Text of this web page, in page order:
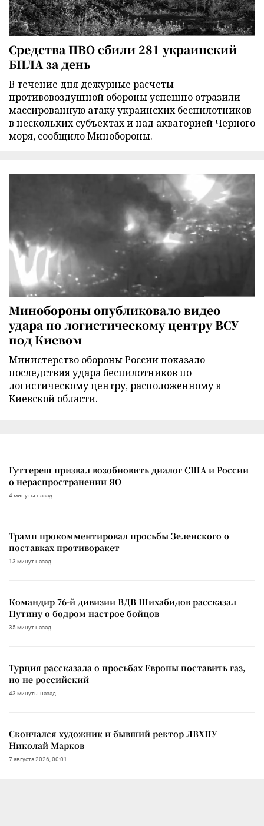
Средства ПВО сбили 281 украинский
БПЛА за день
В течение дня дежурные расчеты
противовоздушной обороны успешно отразили
массированную атаку украинских беспилотников
в нескольких субъектах и над акваторией Черного
моря, сообщило Минобороны.
Минобороны опубликовало видео
удара по логистическому центру ВСУ
под Киевом
Министерство обороны России показало
последствия удара беспилотников по
логистическому центру, расположенному в
Киевской области.
Гуттереш призвал возобновить диалог США и России
о нераспространении ЯО
4 минуты назад
Трамп прокомментировал просьбы Зеленского о
поставках противоракет
13 минут назад
Командир 76-й дивизии ВДВ Шихабидов рассказал
Путину о бодром настрое бойцов
35 минут назад
Турция рассказала о просьбах Европы поставить газ,
но не российский
43 минуты назад
Скончался художник и бывший ректор ЛВХПУ
Николай Марков
7 августа 2026, 00:01